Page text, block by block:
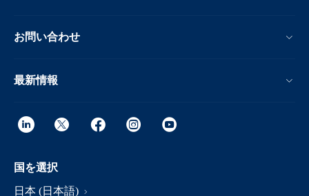
お問い合わせ
最新情報
国を選択
日本 (日本語)